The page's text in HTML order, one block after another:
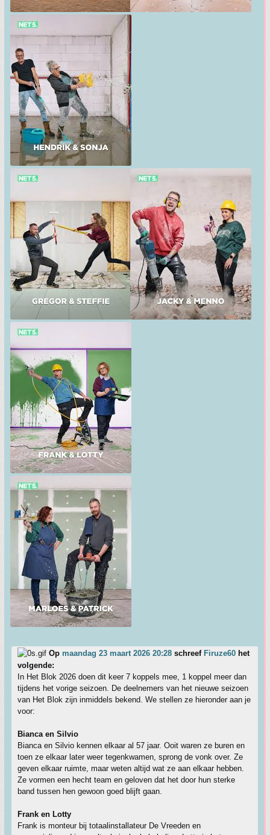
Op maandag 23 maart 2026 20:28 schreef Firuze60 het
volgende:
In Het Blok 2026 doen dit keer 7 koppels mee, 1 koppel meer dan
tijdens het vorige seizoen. De deelnemers van het nieuwe seizoen
van Het Blok zijn inmiddels bekend. We stellen ze hieronder aan je
voor:
Bianca en Silvio
Bianca en Silvio kennen elkaar al 57 jaar. Ooit waren ze buren en
toen ze elkaar later weer tegenkwamen, sprong de vonk over. Ze
geven elkaar ruimte, maar weten altijd wat ze aan elkaar hebben.
Ze vormen een hecht team en geloven dat het door hun sterke
band tussen hen gewoon goed blijft gaan.
Frank en Lotty
Frank is monteur bij totaalinstallateur De Vreeden en